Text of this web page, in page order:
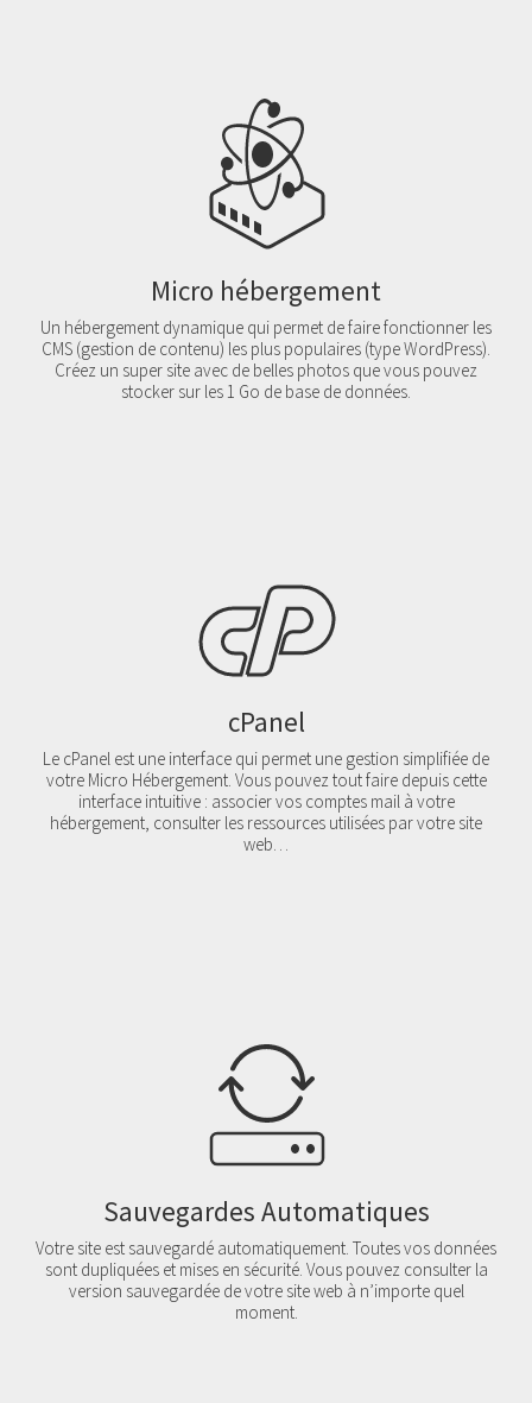
Micro hébergement
Un hébergement dynamique qui permet de faire fonctionner les
CMS (gestion de contenu) les plus populaires (type WordPress).
Créez un super site avec de belles photos que vous pouvez
stocker sur les 1 Go de base de données.
cPanel
Le cPanel est une interface qui permet une gestion simplifiée de
votre Micro Hébergement. Vous pouvez tout faire depuis cette
interface intuitive : associer vos comptes mail à votre
hébergement, consulter les ressources utilisées par votre site
web…
Sauvegardes Automatiques
Votre site est sauvegardé automatiquement. Toutes vos données
sont dupliquées et mises en sécurité. Vous pouvez consulter la
version sauvegardée de votre site web à n’importe quel
moment.